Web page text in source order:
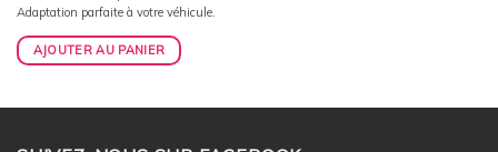
était :
195,00€.
est :
156,00€.
Adaptation parfaite à votre véhicule.
AJOUTER AU PANIER